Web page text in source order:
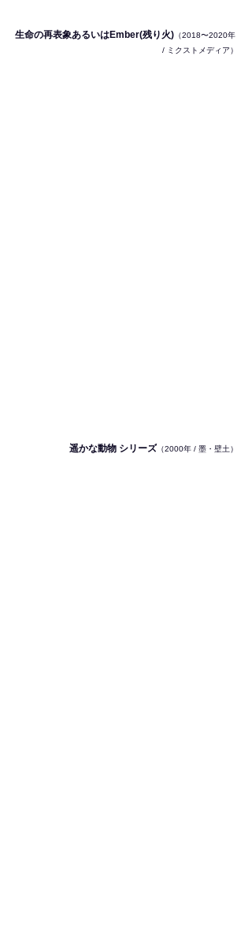
生命の再表象あるいはEmber(残り火) （2018〜2020年
/ ミクストメディア）
遥かな動物 シリーズ （2000年 / 墨・壁土）